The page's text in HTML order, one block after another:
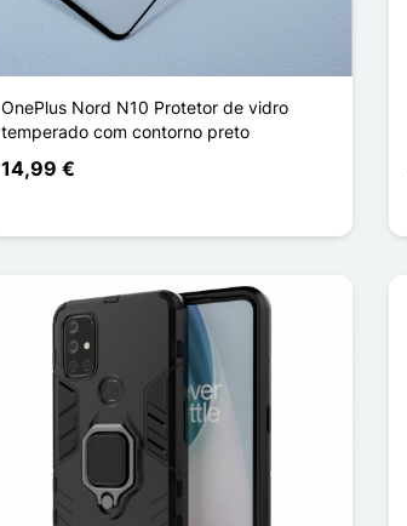
OnePlus Nord N10 Protetor de vidro
temperado com contorno preto
14,99 €